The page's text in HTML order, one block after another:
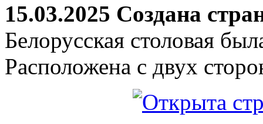
15.03.2025 Создана
Белорусская столовая
Расположена с двух